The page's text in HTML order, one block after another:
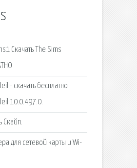
Скачать The Sims
- скачать бесплатно
10.0.497.0.
Скайп.
для сетевой карты и Wi-